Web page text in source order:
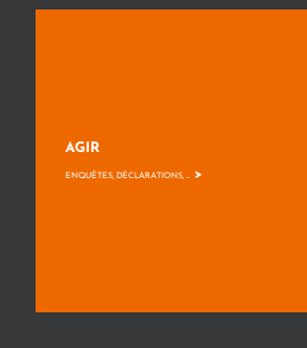
AGIR
ENQUÊTES, DÉCLARATIONS, ... >